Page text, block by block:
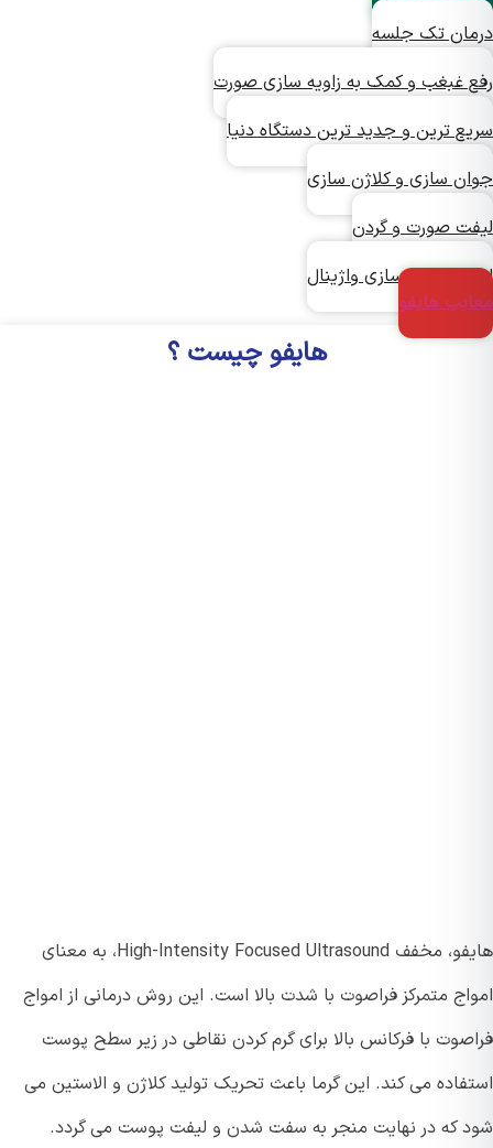
تک جلسه
غبغب و کمک به زاویه سازی صورت
ترین و جدید ترین دستگاه دنیا
سازی و کلاژن سازی
صورت و گردن
و جوانسازی واژینال
هایفو
هایفو چیست ؟
هایفو، مخفف High-Intensity Focused Ultrasound، به معنای
متمرکز فراصوت با شدت بالا است. این روش درمانی از امواج
با فرکانس بالا برای گرم کردن نقاطی در زیر سطح پوست
می کند. این گرما باعث تحریک تولید کلاژن و الاستین می
که در نهایت منجر به سفت شدن و لیفت پوست می گردد.